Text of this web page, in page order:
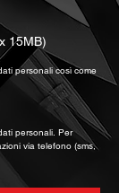
15MB)
personali così come
personali. Per
via telefono (sms,